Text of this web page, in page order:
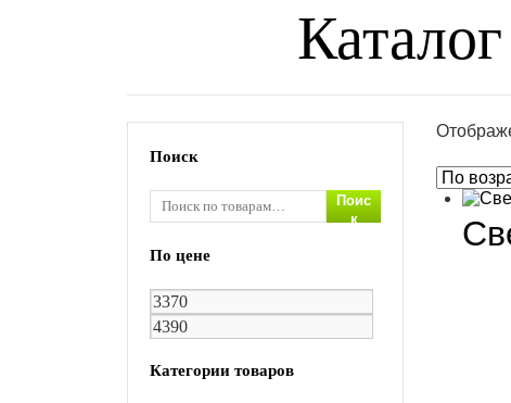
Поиск
Поис
к
По цене
Категории товаров